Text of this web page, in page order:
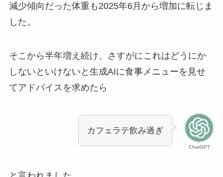
減少傾向だった体重も2025年6月から増加に転じま
した。
そこから半年増え続け、さすがにこれはどうにか
しないといけないと生成AIに食事メニューを見せ
てアドバイスを求めたら
ChatGPT
カフェラテ飲み過ぎ